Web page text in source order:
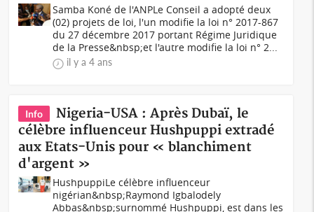
Samba Koné de l'ANPLe Conseil a adopté deux
(02) projets de loi, l'un modifie la loi n° 2017-867
du 27 décembre 2017 portant Régime Juridique
de la Presse&nbsp;et l'autre modifie la loi n° 2...
il y a 4 ans
Info
Nigeria-USA : Après Dubaï, le
célèbre influenceur Hushpuppi extradé
aux Etats-Unis pour « blanchiment
d'argent »
HushpuppiLe célèbre influenceur
nigérian&nbsp;Raymond Igbalodely
Abbas&nbsp;surnommé Hushpuppi, est dans les